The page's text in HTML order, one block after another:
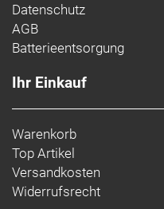
Datenschutz
AGB
Batterieentsorgung
Ihr Einkauf
Warenkorb
Top Artikel
Versandkosten
Widerrufsrecht